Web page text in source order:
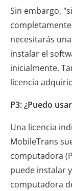
Sin embargo,
necesitarás
instalar el
inicialmente.
licencia
P3: ¿Puedo
Una licencia
MobileTrans
computadora
puede instalar
computadora